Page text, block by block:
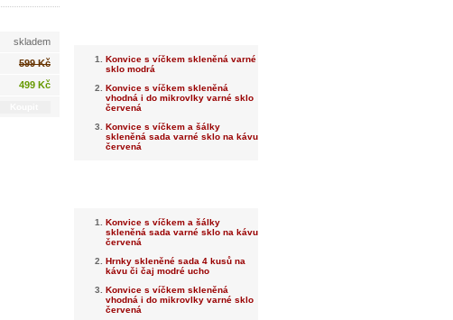
skladem
599 Kč
499 Kč
Konvice s víčkem skleněná varné
sklo modrá
Konvice s víčkem skleněná
vhodná i do mikrovlky varné sklo
červená
Konvice s víčkem a šálky
skleněná sada varné sklo na kávu
červená
Konvice s víčkem a šálky
skleněná sada varné sklo na kávu
červená
Hrnky skleněné sada 4 kusů na
kávu či čaj modré ucho
Konvice s víčkem skleněná
vhodná i do mikrovlky varné sklo
červená